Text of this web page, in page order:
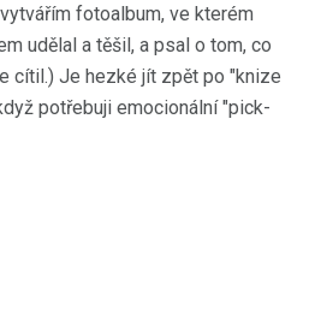
fotoalbum, ve kterém
udělal a těšil, a psal o tom, co
cítil.) Je hezké jít zpět po "knize
potřebuji emocionální "pick-